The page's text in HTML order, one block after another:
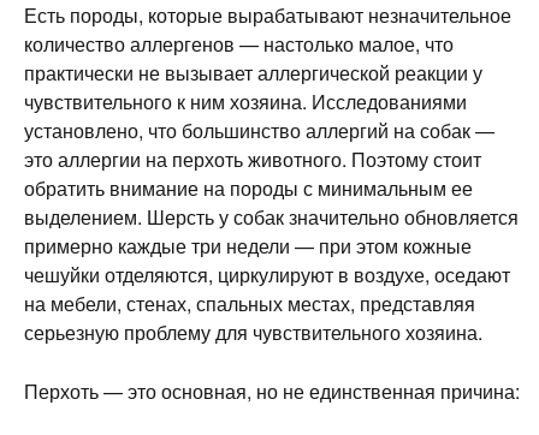
Есть породы, которые вырабатывают незначительное
количество аллергенов — настолько малое, что
практически не вызывает аллергической реакции у
чувствительного к ним хозяина. Исследованиями
установлено, что большинство аллергий на собак —
это аллергии на перхоть животного. Поэтому стоит
обратить внимание на породы с минимальным ее
выделением. Шерсть у собак значительно обновляется
примерно каждые три недели — при этом кожные
чешуйки отделяются, циркулируют в воздухе, оседают
на мебели, стенах, спальных местах, представляя
серьезную проблему для чувствительного хозяина.
Перхоть — это основная, но не единственная причина: